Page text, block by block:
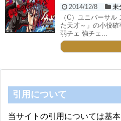
2014/12/8
未
（C）ユニバーサ
た天才～」の小役
弱チェ 強チェ...
引用について
当サイトの引用については基